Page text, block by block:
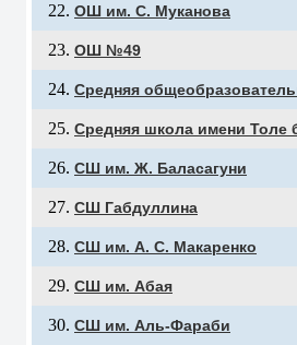
ОШ им. С. Муканова
ОШ №49
Средняя
Средняя школа имени Толе
СШ им. Ж. Баласагуни
СШ Габдуллина
СШ им. А. С. Макаренко
СШ им. Абая
СШ им. Аль-Фараби